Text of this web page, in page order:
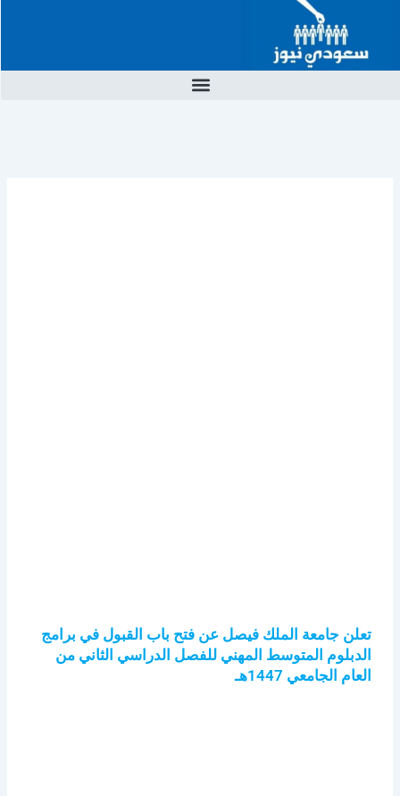
المحتوى
تعلن جامعة الملك فيصل عن فتح باب القبول في برامج
الدبلوم المتوسط المهني للفصل الدراسي الثاني من
العام الجامعي 1447هـ